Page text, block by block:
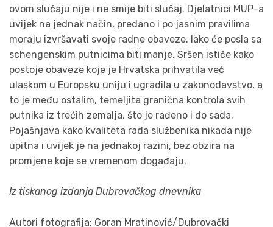
ovom slučaju nije i ne smije biti slučaj. Djelatnici MUP-a
uvijek na jednak način, predano i po jasnim pravilima
moraju izvršavati svoje radne obaveze. Iako će posla sa
schengenskim putnicima biti manje, Sršen ističe kako
postoje obaveze koje je Hrvatska prihvatila već
ulaskom u Europsku uniju i ugradila u zakonodavstvo, a
to je među ostalim, temeljita granična kontrola svih
putnika iz trećih zemalja, što je rađeno i do sada.
Pojašnjava kako kvaliteta rada službenika nikada nije
upitna i uvijek je na jednakoj razini, bez obzira na
promjene koje se vremenom događaju.
Iz tiskanog izdanja Dubrovačkog dnevnika
Autori fotografija: Goran Mratinović/Dubrovački